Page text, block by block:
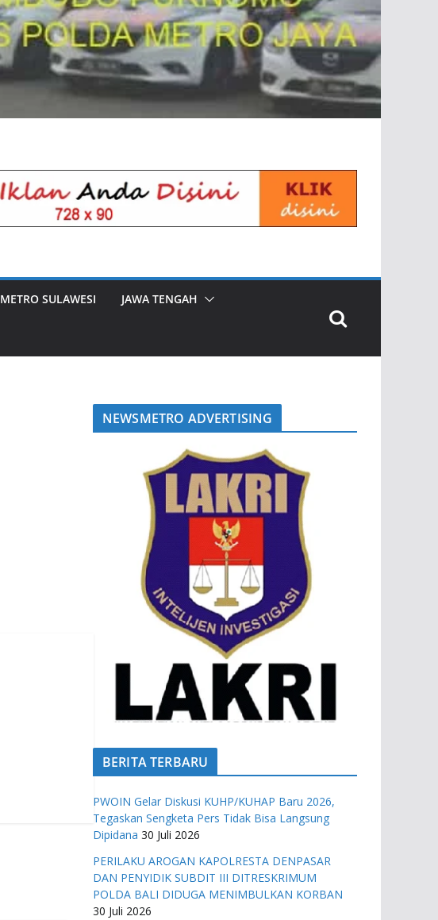
METRO SULAWESI JAWA TENGAH
NEWSMETRO ADVERTISING
BERITA TERBARU
PWOIN Gelar Diskusi KUHP/KUHAP Baru 2026,
Tegaskan Sengketa Pers Tidak Bisa Langsung
Dipidana 30 Juli 2026
PERILAKU AROGAN KAPOLRESTA DENPASAR
DAN PENYIDIK SUBDIT III DITRESKRIMUM
POLDA BALI DIDUGA MENIMBULKAN KORBAN
30 Juli 2026